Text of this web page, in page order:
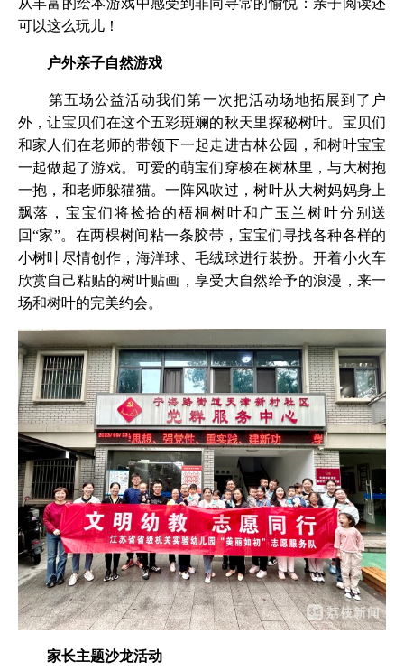
从丰富的绘本游戏中感受到非同寻常的愉悦：亲子阅读还
可以这么玩儿！
户外亲子自然游戏
第五场公益活动我们第一次把活动场地拓展到了户
外，让宝贝们在这个五彩斑斓的秋天里探秘树叶。宝贝们
和家人们在老师的带领下一起走进古林公园，和树叶宝宝
一起做起了游戏。可爱的萌宝们穿梭在树林里，与大树抱
一抱，和老师躲猫猫。一阵风吹过，树叶从大树妈妈身上
飘落，宝宝们将捡拾的梧桐树叶和广玉兰树叶分别送
回“家”。在两棵树间粘一条胶带，宝宝们寻找各种各样的
小树叶尽情创作，海洋球、毛绒球进行装扮。开着小火车
欣赏自己粘贴的树叶贴画，享受大自然给予的浪漫，来一
场和树叶的完美约会。
家长主题沙龙活动